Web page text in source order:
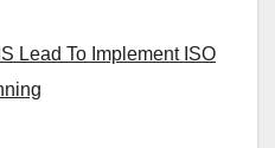
Lead To Implement ISO